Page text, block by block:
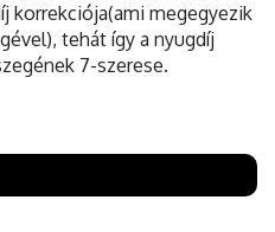
korrekciója(ami megegyezik
tehát így a nyugdíj
7-szerese.